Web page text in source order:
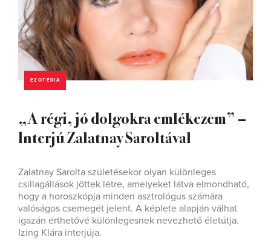
EZOTÉRIA
„A régi, jó dolgokra emlékezem” –
Interjú Zalatnay Saroltával
Zalatnay Sarolta születésekor olyan különleges
csillagállások jöttek létre, amelyeket látva elmondható,
hogy a horoszkópja minden asztrológus számára
valóságos csemegét jelent. A képlete alapján válhat
igazán érthetővé különlegesnek nevezhető életútja.
Izing Klára interjúja.